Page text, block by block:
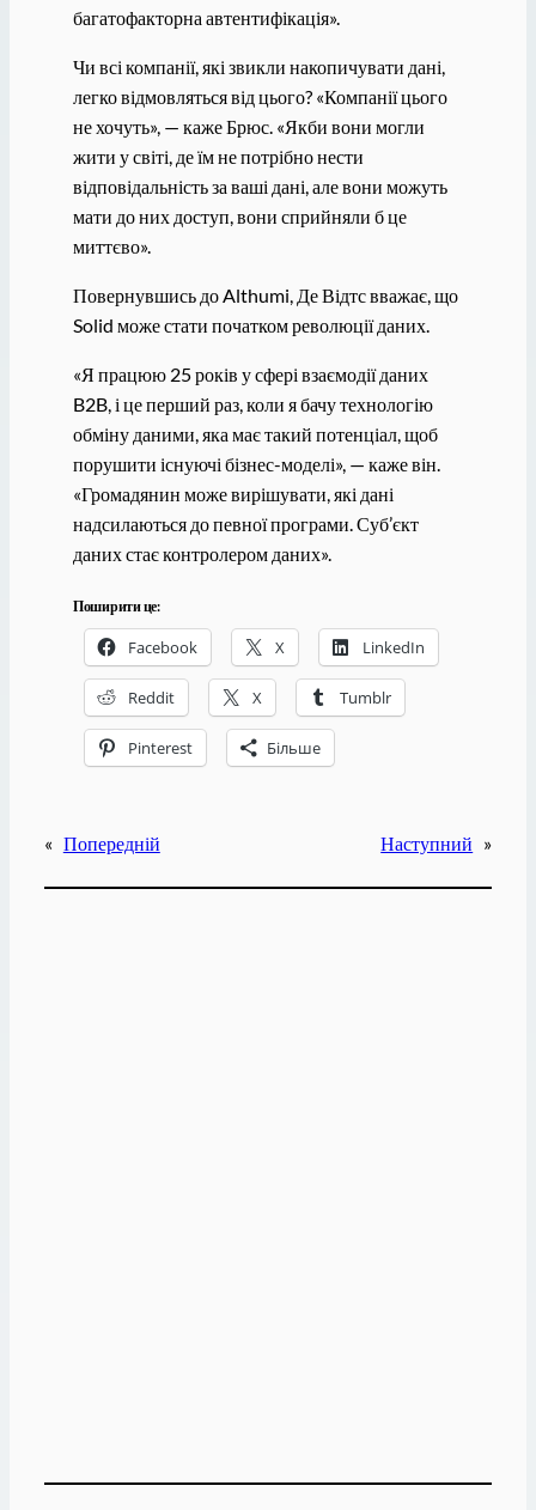
багатофакторна автентифікація».
Чи всі компанії, які звикли накопичувати дані,
легко відмовляться від цього? «Компанії цього
не хочуть», — каже Брюс. «Якби вони могли
жити у світі, де їм не потрібно нести
відповідальність за ваші дані, але вони можуть
мати до них доступ, вони сприйняли б це
миттєво».
Повернувшись до Althumi, Де Відтс вважає, що
Solid може стати початком революції даних.
«Я працюю 25 років у сфері взаємодії даних
B2B, і це перший раз, коли я бачу технологію
обміну даними, яка має такий потенціал, щоб
порушити існуючі бізнес-моделі», — каже він.
«Громадянин може вирішувати, які дані
надсилаються до певної програми. Суб’єкт
даних стає контролером даних».
Поширити це:
Facebook X LinkedIn
Reddit X Tumblr
Pinterest Більше
« Попередній Наступний »